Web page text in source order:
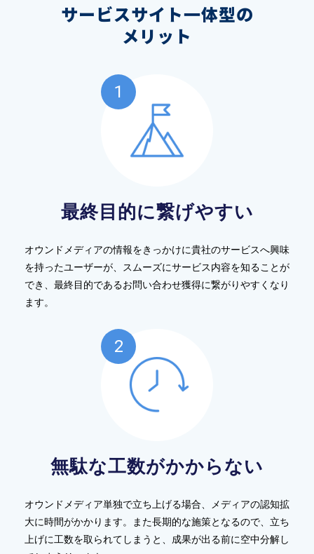
サービスサイト一体型の
メリット
最終目的に繋げやすい
オウンドメディアの情報をきっかけに貴社のサービスへ興味
を持ったユーザーが、スムーズにサービス内容を知ることが
でき、最終目的であるお問い合わせ獲得に繋がりやすくなり
ます。
無駄な工数がかからない
オウンドメディア単独で立ち上げる場合、メディアの認知拡
大に時間がかかります。また長期的な施策となるので、立ち
上げに工数を取られてしまうと、成果が出る前に空中分解し